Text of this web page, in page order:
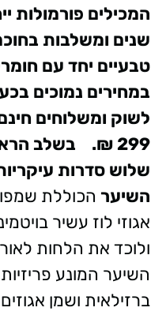
שנים ומשלבות
טבעיים יחד עם
לשוק ומשלוחים
299 ₪.
בשלב
שלוש סדרות
השיער הכוללת
אגוזי לוז עשיר
ולוכד את הלחות
השיער המונע
ברזילאית ושמן